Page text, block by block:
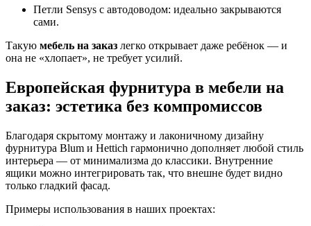
Петли Sensys с автодоводом: идеально закрываются
сами.
Такую мебель на заказ легко открывает даже ребёнок — и
она не «хлопает», не требует усилий.
Европейская фурнитура в мебели на
заказ: эстетика без компромиссов
Благодаря скрытому монтажу и лаконичному дизайну
фурнитура Blum и Hettich гармонично дополняет любой стиль
интерьера — от минимализма до классики. Внутренние
ящики можно интегрировать так, что внешне будет видно
только гладкий фасад.
Примеры использования в наших проектах: